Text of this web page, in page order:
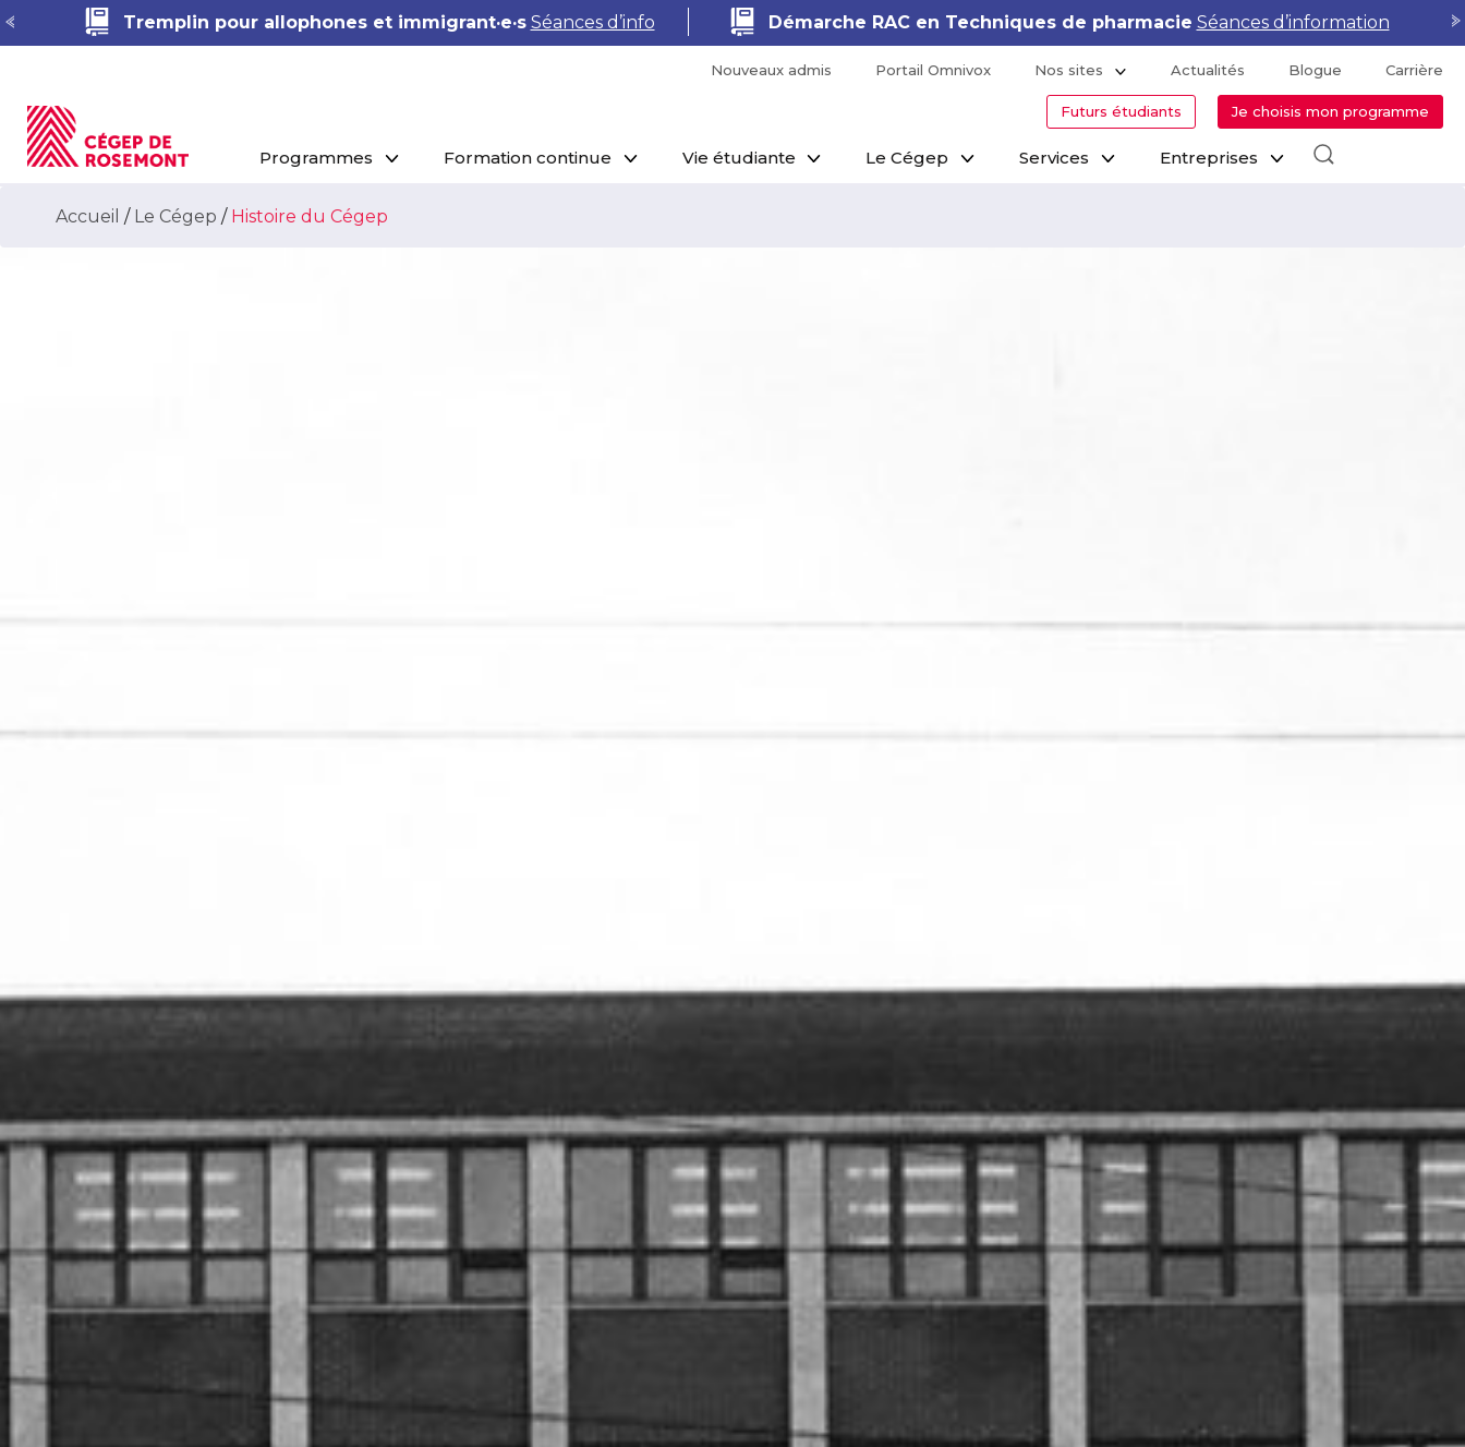
Tremplin pour allophones et immigrant·e·s Séances d’info Démarche RAC en Techniques de pharmacie Séances d’information
Nouveaux admis Portail Omnivox Nos sites Actualités Blogue Carrière
Futurs étudiants Je choisis mon programme
Programmes Formation continue Vie étudiante Le Cégep Services Entreprises
Accueil / Le Cégep / Histoire du Cégep